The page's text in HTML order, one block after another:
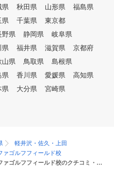
県 秋田県 山形県
福島県
県 千葉県
東京都
野県 静岡県
岐阜県
県 福井県 滋賀県
京都府
山県 鳥取県
島根県
県 香川県 愛媛県
高知県
県 大分県
宮崎県
軽井沢・佐久・上田
ゴルフフィールド校
清水プロゴルフスクール アルファゴルフフィールド校のクチコミ・評判・評価